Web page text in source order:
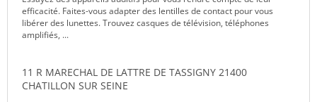
efficacité. Faites-vous adapter des lentilles de contact pour vous
libérer des lunettes. Trouvez casques de télévision, téléphones
amplifiés, ...
11 R MARECHAL DE LATTRE DE TASSIGNY 21400
CHATILLON SUR SEINE